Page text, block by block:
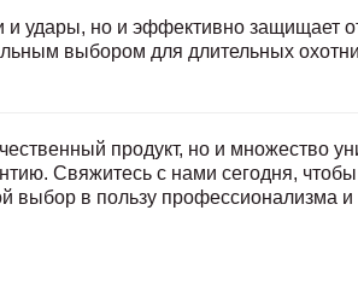
и удары, но и эффективно защищает
выбором для длительных
продукт, но и множество
Свяжитесь с нами сегодня,
выбор в пользу профессионализма